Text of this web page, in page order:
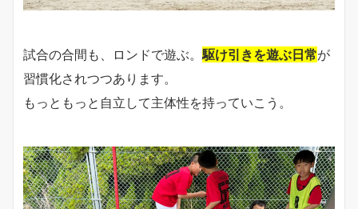
試合の合間も、ロンドで遊ぶ。 駆け引きを遊ぶ日常が
習慣化されつつあります。
もっともっと自立して主体性を持っていこう。